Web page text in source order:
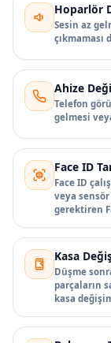
Hoparlör
Sesin az
Ahize
Telefon
gelmesi
Face ID
Face ID
veya
gerektiren
Kasa
Düşme
parçaların
kasa